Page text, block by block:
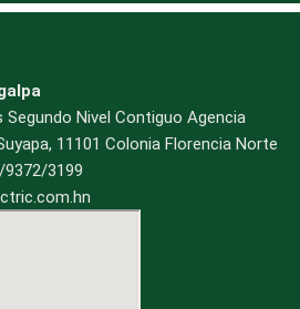
Segundo Nivel Contiguo Agencia
11101 Colonia Florencia Norte
3199